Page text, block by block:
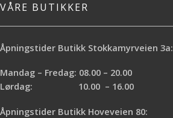
VÅRE BUTIKKER
Åpningstider Butikk Stokkamyrveien 3a:
Mandag – Fredag: 08.00 – 20.00
Lørdag: 10.00 – 16.00
Åpningstider Butikk Hoveveien 80: